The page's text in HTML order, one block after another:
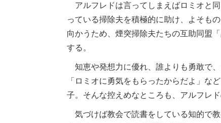
アルフレドは言ってしまえばロミオと
っている掃除夫を積極的に助け、よそも
向かうため、煙突掃除夫たちの互助同盟
する。
知恵や発想力に優れ、誰よりも勇敢で
「ロミオに勇気をもらったからだよ」
子。そんな控えめなところも、アルフレ
気づけば教会で読書をしている知的で